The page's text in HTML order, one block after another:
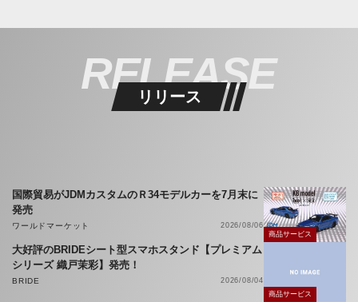
RELEASE
リリース
国際貿易がJDMカスタムのＲ34モデルカーを7月末に
発売
ワールドマーケット
2026/08/06
商品サービス
大好評のBRIDEシート型スマホスタンド【プレミアム
シリーズ 織戸茉彩】発売！
BRIDE
2026/08/04
商品サービス